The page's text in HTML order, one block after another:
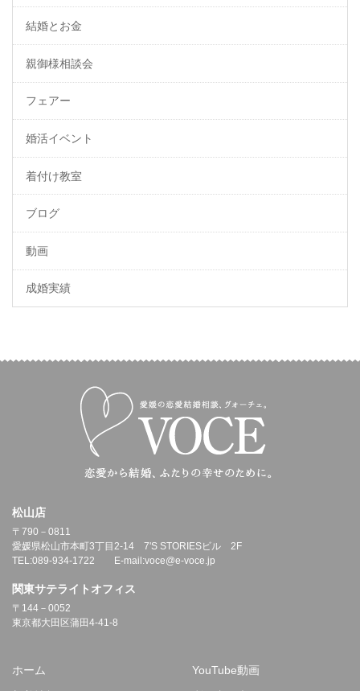
結婚とお金
親御様相談会
フェアー
婚活イベント
着付け教室
ブログ
動画
成婚実績
松山店
〒790－0811
愛媛県松山市本町3丁目2-14 7'S STORIESビル 2F
TEL:089-934-1722 E-mail:voce@e-voce.jp
関東サテライトオフィス
〒144－0052
東京都大田区蒲田4-41-8
ホーム
YouTube動画